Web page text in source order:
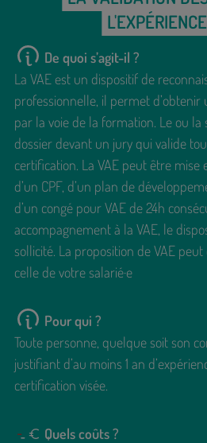
De quoi s’agit-il ?
La VAE est un dispositif de
professionnelle, il permet
par la voie de la formation. Le ou la
dossier devant un jury qui valide
certification. La VAE peut être
d’un CPF, d’un plan de
d’un congé pour VAE de 24h
accompagnement à la VAE, le
sollicité. La proposition de VAE
celle de votre salarié·e
Pour qui ?
Toute personne, quelque soit son
justifiant d’au moins 1 an
certification visée.
Quels coûts ?